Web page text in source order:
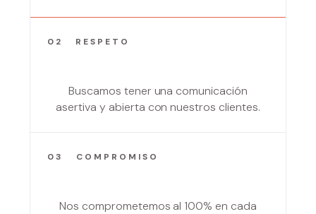
02 RESPETO
Buscamos tener una comunicación
asertiva y abierta con nuestros clientes.
03 COMPROMISO
Nos comprometemos al 100% en cada